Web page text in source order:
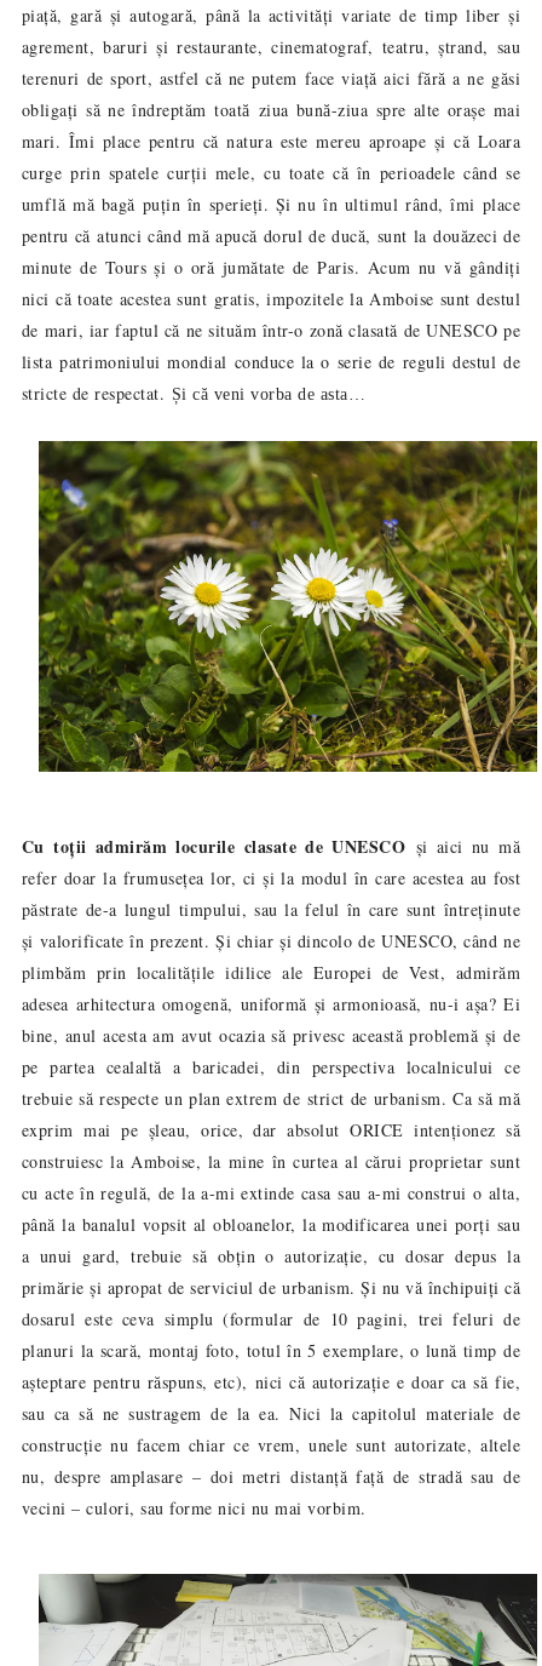
piață, gară și autogară, până la activități variate de timp liber și
agrement, baruri și restaurante, cinematograf, teatru, ștrand, sau
terenuri de sport, astfel că ne putem face viață aici fără a ne găsi
obligați să ne îndreptăm toată ziua bună-ziua spre alte orașe mai
mari. Îmi place pentru că natura este mereu aproape și că Loara
curge prin spatele curții mele, cu toate că în perioadele când se
umflă mă bagă puțin în sperieți. Și nu în ultimul rând, îmi place
pentru că atunci când mă apucă dorul de ducă, sunt la douăzeci de
minute de Tours și o oră jumătate de Paris. Acum nu vă gândiți
nici că toate acestea sunt gratis, impozitele la Amboise sunt destul
de mari, iar faptul că ne situăm într-o zonă clasată de UNESCO pe
lista patrimoniului mondial conduce la o serie de reguli destul de
stricte de respectat. Și că veni vorba de asta…
Cu toții admirăm locurile clasate de UNESCO și aici nu mă
refer doar la frumusețea lor, ci și la modul în care acestea au fost
păstrate de-a lungul timpului, sau la felul în care sunt întreținute
și valorificate în prezent. Și chiar și dincolo de UNESCO, când ne
plimbăm prin localitățile idilice ale Europei de Vest, admirăm
adesea arhitectura omogenă, uniformă și armonioasă, nu-i așa? Ei
bine, anul acesta am avut ocazia să privesc această problemă și de
pe partea cealaltă a baricadei, din perspectiva localnicului ce
trebuie să respecte un plan extrem de strict de urbanism. Ca să mă
exprim mai pe șleau, orice, dar absolut ORICE intenționez să
construiesc la Amboise, la mine în curtea al cărui proprietar sunt
cu acte în regulă, de la a-mi extinde casa sau a-mi construi o alta,
până la banalul vopsit al obloanelor, la modificarea unei porți sau
a unui gard, trebuie să obțin o autorizație, cu dosar depus la
primărie și apropat de serviciul de urbanism. Și nu vă închipuiți că
dosarul este ceva simplu (formular de 10 pagini, trei feluri de
planuri la scară, montaj foto, totul în 5 exemplare, o lună timp de
așteptare pentru răspuns, etc), nici că autorizație e doar ca să fie,
sau ca să ne sustragem de la ea. Nici la capitolul materiale de
construcție nu facem chiar ce vrem, unele sunt autorizate, altele
nu, despre amplasare – doi metri distanță față de stradă sau de
vecini – culori, sau forme nici nu mai vorbim.